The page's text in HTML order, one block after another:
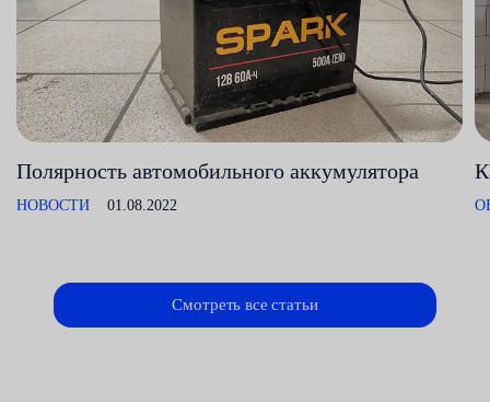
Полярность автомобильного аккумулятора
НОВОСТИ 01.08.2022
Смотреть все статьи